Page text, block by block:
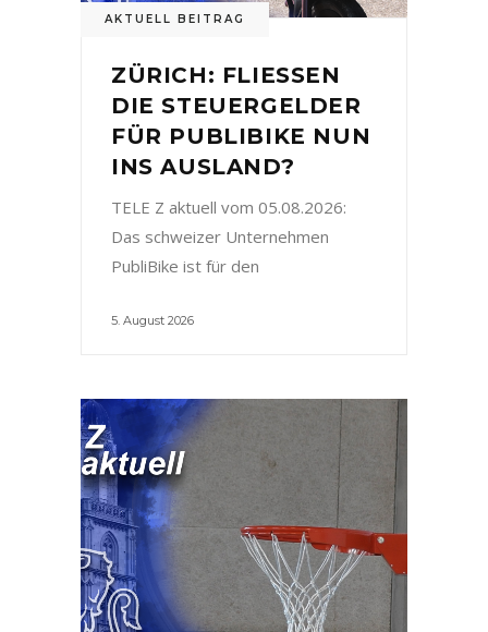
AKTUELL BEITRAG
ZÜRICH: FLIESSEN
DIE STEUERGELDER
FÜR PUBLIBIKE NUN
INS AUSLAND?
TELE Z aktuell vom 05.08.2026:
Das schweizer Unternehmen
PubliBike ist für den
5. August 2026